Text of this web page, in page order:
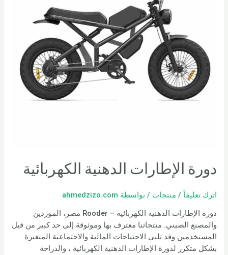
دورة الإطارات الدهنية الكهربائية
اترك تعليقاً / منتجات / بواسطة ahmedzizo.com
دورة الإطارات الدهنية الكهربائية – Rooder مصر، الموردين
والمصنع الصيني. منتجاتنا معترف بها وموثوقة إلى حد كبير من قبل
المستخدمين وقد تلبي الاحتياجات المالية والاجتماعية المتغيرة
بشكل متكرر لدورة الإطارات الدهنية الكهربائية ، والدراجة